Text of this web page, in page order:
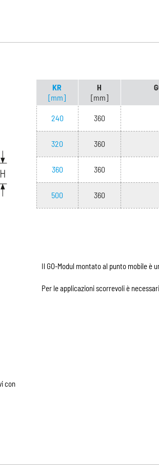
KR
[mm]
H
[mm]
240 360
320 360
360 360
500 360
con
Il GO-Modul montato al punto mobile è
Per le applicazioni scorrevoli è